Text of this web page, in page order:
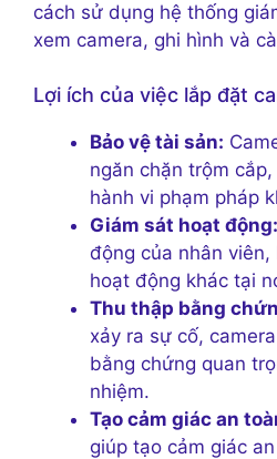
cách sử dụng hệ thống
xem camera, ghi hình và
Lợi ích của việc lắp đặt
Bảo vệ tài sản:
ngăn chặn trộm
hành vi phạm pháp
Giám sát hoạt động:
động của nhân
hoạt động khác tại
Thu thập bằng
xảy ra sự cố,
bằng chứng quan
nhiệm.
Tạo cảm giác an
giúp tạo cảm giác